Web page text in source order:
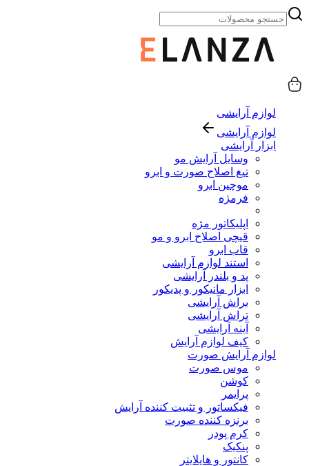
لوازم آرایشی
لوازم آرایشی
ابزار آرایشی
وسایل آرایش مو
تیغ اصلاح صورت و ابرو
موچین ابرو
فرمژه
اپلیکاتور مژه
قیچی اصلاح ابرو و مو
قاب ابرو
استند لوازم آرایشی
پد و بلندر آرایشی
ابزار مانیکور و پدیکور
براش آرایشی
تراش آرایشی
آینه آرایشی
کیف لوازم آرایش
لوازم آرایش صورت
موس صورت
کوشن
پرایمر
فیکساتور و تثبیت کننده آرایش
برنزه کننده صورت
کرم پودر
پنکیک
کانتور و هایلایتر